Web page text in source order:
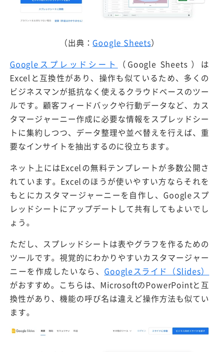
（出典： Google Sheets）
Googleスプレッドシート
（Google Sheets ）は
Excelと互換性があり、操作も似ているため、多くの
ビジネスマンが抵抗なく使えるクラウドベースのツー
ルです。顧客フィードバックや行動データなど、カス
タマージャーニー作成に必要な情報をスプレッドシー
トに集約しつつ、データ整理や並べ替えを行えば、重
要なインサイトを抽出するのに役立ちます。
ネット上にはExcelの無料テンプレートが多数公開さ
れています。Excelのほうが使いやすい方ならそれを
もとにカスタマージャーニーを自作し、Googleスプ
レッドシートにアップデートして共有してもよいでし
ょう。
ただし、スプレッドシートは表やグラフを作るための
ツールです。視覚的にわかりやすいカスタマージャー
ニーを作成したいなら、 Googleスライド（Slides）
がおすすめ。こちらは、MicrosoftのPowerPointと互
換性があり、機能の呼び名は違えど操作方法も似てい
ます。